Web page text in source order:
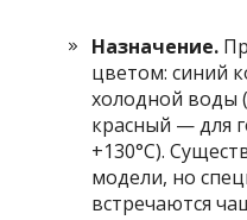
Назначение.
цветом: синий
холодной воды
красный — для
+130°C).
модели, но
встречаются